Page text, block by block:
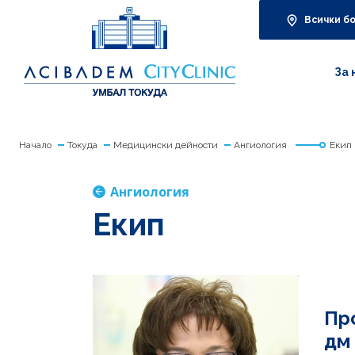
Всички
За
Начало Токуда Медицински дейности Ангиология Екип
Ангиология
Екип
дм